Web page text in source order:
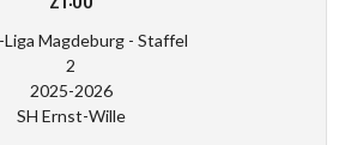
Magdeburg - Staffel
2
2025-2026
SH Ernst-Wille